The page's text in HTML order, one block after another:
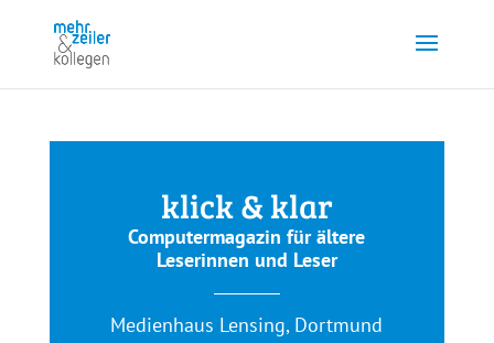
klick & klar
Computermagazin für ältere
Leserinnen und Leser
Medienhaus Lensing, Dortmund